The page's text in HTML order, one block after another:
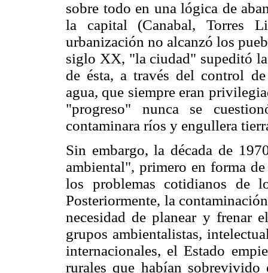
sobre todo en una lógica de
la capital (Canabal, Torres
urbanización no alcanzó los
siglo XX, "la ciudad" supeditó
de ésta, a través del control
agua, que siempre eran
"progreso" nunca se
contaminara ríos y engullera
Sin embargo, la década de
ambiental", primero en forma
los problemas cotidianos de
Posteriormente, la
necesidad de planear y frenar
grupos ambientalistas,
internacionales, el Estado
rurales que habían